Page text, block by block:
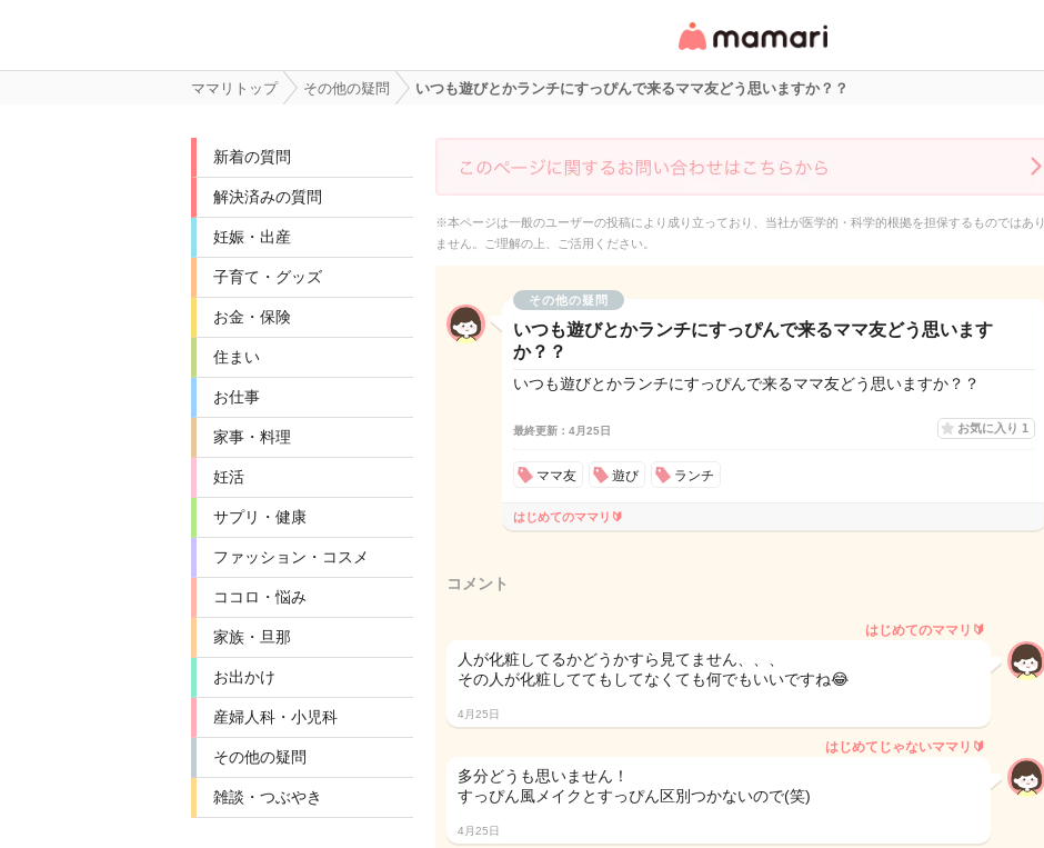
リ・情報サイト
ママリトップ その他の疑問 いつも遊びとかランチにすっぴんで来るママ友どう思いますか？？
新着の質問
解決済みの質問
妊娠・出産
子育て・グッズ
お金・保険
住まい
お仕事
家事・料理
妊活
サプリ・健康
ファッション・コスメ
ココロ・悩み
家族・旦那
お出かけ
産婦人科・小児科
その他の疑問
雑談・つぶやき
※本ページは一般のユーザーの投稿により成り立っており、当社が医学的・科学的根拠を担保するものではあり
ません。ご理解の上、ご活用ください。
その他の疑問
いつも遊びとかランチにすっぴんで来るママ友どう思います
か？？
いつも遊びとかランチにすっぴんで来るママ友どう思いますか？？
最終更新：4月25日 お気に入り 1
ママ友 遊び ランチ
はじめてのママリ🔰
コメント
はじめてのママリ🔰
人が化粧してるかどうかすら見てません、、、
その人が化粧しててもしてなくても何でもいいですね😂
4月25日
はじめてじゃないママリ🔰
多分どうも思いません！
すっぴん風メイクとすっぴん区別つかないので(笑)
4月25日